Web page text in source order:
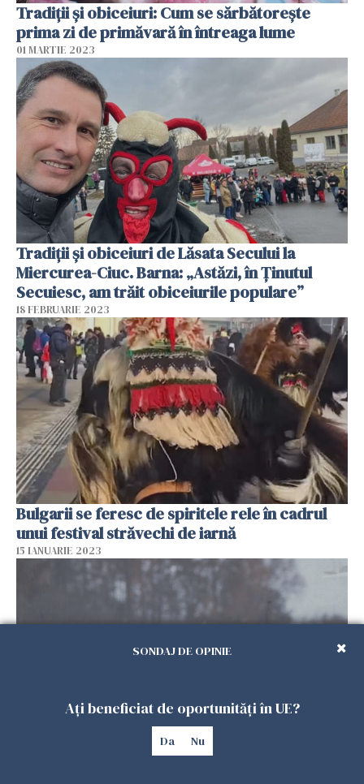
Tradiții și obiceiuri: Cum se sărbătorește
prima zi de primăvară în întreaga lume
01 MARTIE 2023
Tradiții și obiceiuri de Lăsata Secului la
Miercurea-Ciuc. Barna: „Astăzi, în Ținutul
Secuiesc, am trăit obiceiurile populare”
18 FEBRUARIE 2023
Bulgarii se feresc de spiritele rele în cadrul
unui festival străvechi de iarnă
15 IANUARIE 2023
Superstițiile și istoria zilei de vineri 13: De ce
SONDAJ DE OPINIE
Ați beneficiat de oportunități în UE?
Da Nu